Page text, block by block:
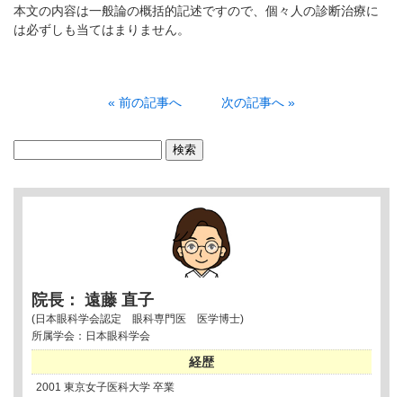
本文の内容は一般論の概括的記述ですので、個々人の診断治療に
は必ずしも当てはまりません。
« 前の記事へ 次の記事へ »
院長： 遠藤 直子
(日本眼科学会認定 眼科専門医 医学博士)
所属学会：日本眼科学会
経歴
2001 東京女子医科大学 卒業